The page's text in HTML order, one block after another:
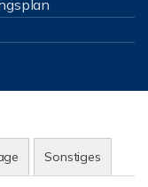
Sonstiges